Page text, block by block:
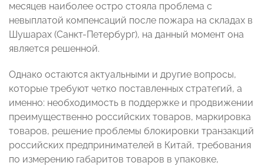
месяцев наиболее остро стояла проблема с
невыплатой компенсаций после пожара на складах в
Шушарах (Санкт-Петербург), на данный момент она
является решенной.
Однако остаются актуальными и другие вопросы,
которые требуют четко поставленных стратегий, а
именно: необходимость в поддержке и продвижении
преимущественно российских товаров, маркировка
товаров, решение проблемы блокировки транзакций
российских предпринимателей в Китай, требования
по измерению габаритов товаров в упаковке,